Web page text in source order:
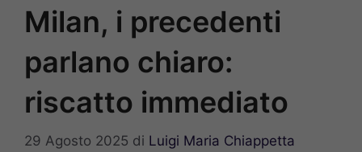
Milan, i precedenti
parlano chiaro:
riscatto immediato
29 Agosto 2025 di Luigi Maria Chiappetta